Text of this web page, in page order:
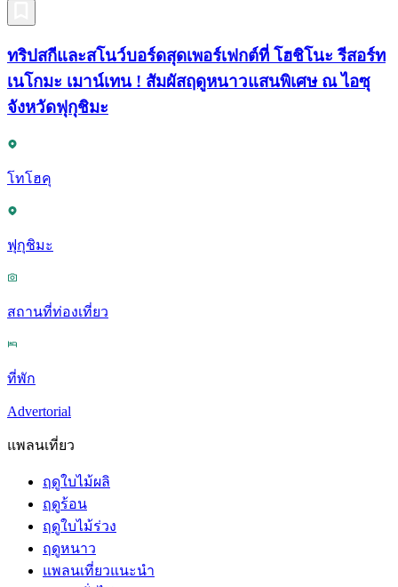
ทริปสกีและสโนว์บอร์ดสุดเพอร์เฟกต์ที่ โฮชิโนะ รีสอร์ท
เนโกมะ เมาน์เทน ! สัมผัสฤดูหนาวแสนพิเศษ ณ ไอซุ
จังหวัดฟุกุชิมะ
โทโฮคุ
ฟุกุชิมะ
สถานที่ท่องเที่ยว
ที่พัก
Advertorial
แพลนเที่ยว
ฤดูใบไม้ผลิ
ฤดูร้อน
ฤดูใบไม้ร่วง
ฤดูหนาว
แพลนเที่ยวแนะนำ